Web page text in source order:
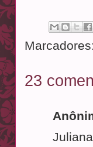
Marcadores:
23